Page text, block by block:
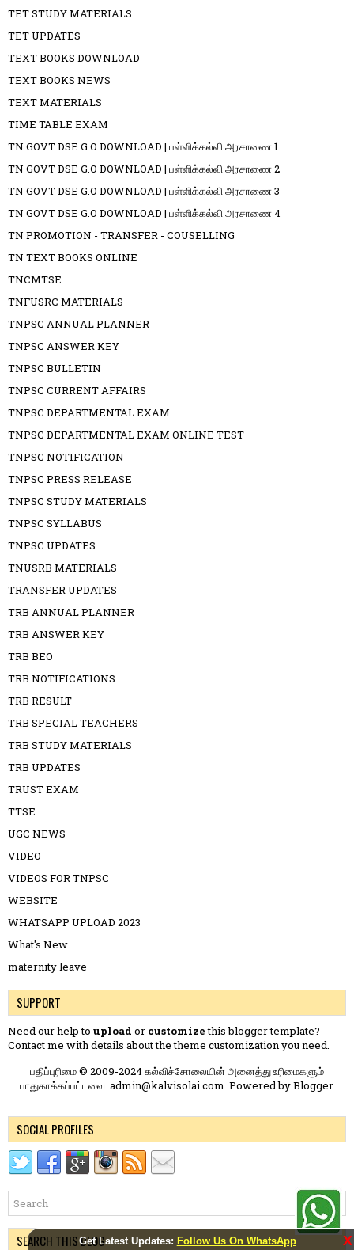
Get Latest Updates: Follow Us On WhatsApp X
TET STUDY MATERIALS
TET UPDATES
TEXT BOOKS DOWNLOAD
TEXT BOOKS NEWS
TEXT MATERIALS
TIME TABLE EXAM
TN GOVT DSE G.O DOWNLOAD | பள்ளிக்கல்வி அரசாணை 1
TN GOVT DSE G.O DOWNLOAD | பள்ளிக்கல்வி அரசாணை 2
TN GOVT DSE G.O DOWNLOAD | பள்ளிக்கல்வி அரசாணை 3
TN GOVT DSE G.O DOWNLOAD | பள்ளிக்கல்வி அரசாணை 4
TN PROMOTION - TRANSFER - COUSELLING
TN TEXT BOOKS ONLINE
TNCMTSE
TNFUSRC MATERIALS
TNPSC ANNUAL PLANNER
TNPSC ANSWER KEY
TNPSC BULLETIN
TNPSC CURRENT AFFAIRS
TNPSC DEPARTMENTAL EXAM
TNPSC DEPARTMENTAL EXAM ONLINE TEST
TNPSC NOTIFICATION
TNPSC PRESS RELEASE
TNPSC STUDY MATERIALS
TNPSC SYLLABUS
TNPSC UPDATES
TNUSRB MATERIALS
TRANSFER UPDATES
TRB ANNUAL PLANNER
TRB ANSWER KEY
TRB BEO
TRB NOTIFICATIONS
TRB RESULT
TRB SPECIAL TEACHERS
TRB STUDY MATERIALS
TRB UPDATES
TRUST EXAM
TTSE
UGC NEWS
VIDEO
VIDEOS FOR TNPSC
WEBSITE
WHATSAPP UPLOAD 2023
What's New.
maternity leave
SUPPORT
Need our help to upload or customizethis blogger template?
Contact me with details about the theme customization you need.
பதிப்புரிமை © 2009-2024 கல்விச்சோலையின் அனைத்து உரிமைகளும்
பாதுகாக்கப்பட்டவை. admin@kalvisolai.com. Powered byBlogger.
SOCIAL PROFILES
SEARCH THIS BLOG